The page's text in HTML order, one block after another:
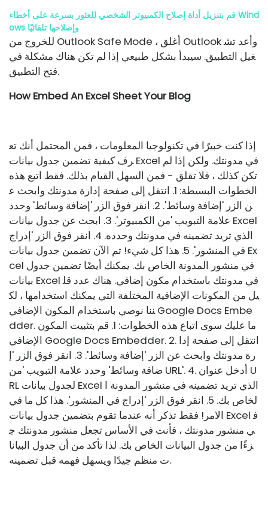
قم بتنزيل أداة إصلاح الكمبيوتر الشخصي للعثور بسرعة على أخطاء Wind
ows وإصلاحها تلقائيًا
للخروج من Outlook Safe Mode ، أغلق Outlook وأعد تش
غيل التطبيق. سيبدأ بشكل طبيعي إذا لم تكن هناك مشكلة في
فتح التطبيق.
How Embed An Excel Sheet Your Blog
إذا كنت خبيرًا في تكنولوجيا المعلومات ، فمن المحتمل أنك تع
رف كيفية تضمين جدول بيانات Excel في مدونتك. ولكن إذا لم
تكن كذلك ، فلا تقلق - فمن السهل القيام بذلك. فقط اتبع هذه
الخطوات البسيطة: 1. انتقل إلى صفحة إدارة مدونتك وابحث ع
ن الزر 'إضافة وسائط'. 2. انقر فوق الزر 'إضافة وسائط' وحدد
علامة التبويب 'من الكمبيوتر'. 3. ابحث عن جدول بيانات Excel
الذي تريد تضمينه في مدونتك وحدده. 4. انقر فوق الزر 'إدراج
في المنشور'. 5. هذا كل شيء! تم الآن تضمين جدول بيانات Ex
cel في منشور المدونة الخاص بك. يمكنك أيضًا تضمين جدول
بيانات Excel في مدونتك باستخدام مكون إضافي. هناك عدد قل
يل من المكونات الإضافية المختلفة التي يمكنك استخدامها ، لك
ننا نوصي باستخدام المكون الإضافي Google Docs Embe
dder. ما عليك سوى اتباع هذه الخطوات: 1. قم بتثبيت المكون
الإضافي Google Docs Embedder. 2. انتقل إلى صفحة إدا
رة مدونتك وابحث عن الزر 'إضافة وسائط'. 3. انقر فوق الزر 'إ
ضافة وسائط' وحدد علامة التبويب 'من URL'. 4. أدخل عنوان U
RL لجدول بيانات Excel الذي تريد تضمينه في منشور المدونة ا
لخاص بك. 5. انقر فوق الزر 'إدراج في المنشور'. هذا كل ما في
الامر! فقط تذكر أنه عندما تقوم بتضمين جدول بيانات Excel ف
ي منشور مدونتك ، فأنت في الأساس تجعل منشور مدونتك ج
زءًا من جدول البيانات الخاص بك. لذا تأكد من أن جدول البيانا
ت منظم جيدًا ويسهل فهمه قبل تضمينه.